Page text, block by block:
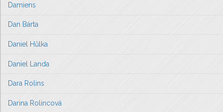
Damiens
Dan Bárta
Daniel Hůlka
Daniel Landa
Dara Rolins
Darina Rolincová